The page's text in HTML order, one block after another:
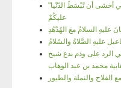
"حديث "ما الفقرَ أخْشَى عليكُمْ ولكنِّي أخشى أن تُبْسَطَ الدّنْيا
عليكُمْ
عليهِ السلامُ معَ الهُدْهُدِ
عليهِ الصَّلاةُ والسّلامُ
الرد على وذم بدع شيخ
محمد بن عبد الوهاب
والنملة والطيور